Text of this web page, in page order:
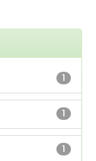
1
1
1